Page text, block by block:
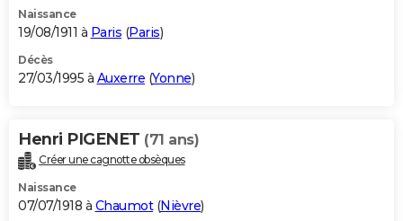
Naissance
19/08/1911 à Paris (Paris)
Décès
27/03/1995 à Auxerre (Yonne)
Henri PIGENET (71 ans)
Créer une cagnotte obsèques
Naissance
07/07/1918 à Chaumot(Nièvre)